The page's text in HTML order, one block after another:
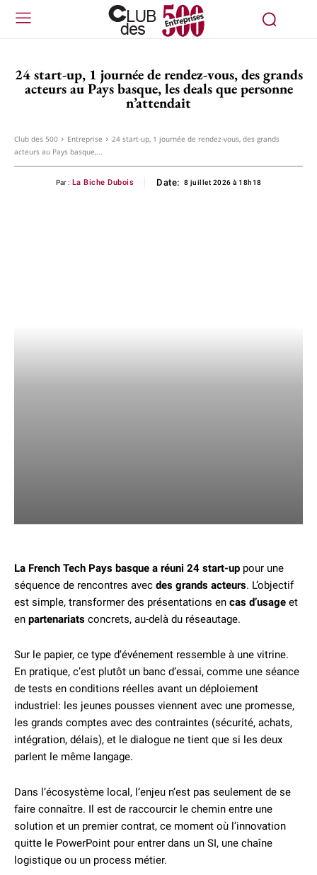
24 start-up, 1 journée de rendez-vous, des grands
acteurs au Pays basque, les deals que personne
n’attendait
Club des 500 Entreprise
24 start-up, 1 journée de rendez-vous, des grands
acteurs au Pays basque,...
Par : La Biche Dubois Date: 8 juillet 2026 à 18h18
La French Tech Pays basque a réuni 24 start-up pour une
séquence de rencontres avec des grands acteurs. L’objectif
est simple, transformer des présentations en cas d’usage et
en partenariats concrets, au-delà du réseautage.
Sur le papier, ce type d’événement ressemble à une vitrine.
En pratique, c’est plutôt un banc d’essai, comme une séance
de tests en conditions réelles avant un déploiement
industriel: les jeunes pousses viennent avec une promesse,
les grands comptes avec des contraintes (sécurité, achats,
intégration, délais), et le dialogue ne tient que si les deux
parlent le même langage.
Dans l’écosystème local, l’enjeu n’est pas seulement de se
faire connaître. Il est de raccourcir le chemin entre une
solution et un premier contrat, ce moment où l’innovation
quitte le PowerPoint pour entrer dans un SI, une chaîne
logistique ou un process métier.